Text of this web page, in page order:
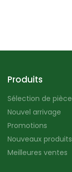
Produits
Sélection de
Nouvel arrivage
Promotions
Nouveaux produits
Meilleures ventes